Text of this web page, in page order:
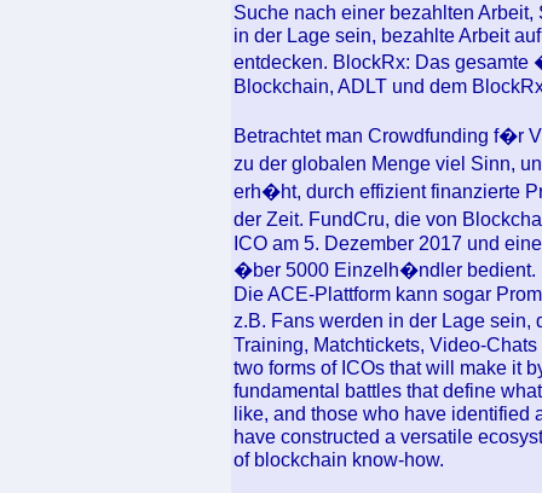
Suche nach einer bezahlten
in der Lage sein, bezahlte Arbeit
entdecken. BlockRx: Das gesamte
Blockchain, ADLT und dem
Betrachtet man Crowdfunding f�r
zu der globalen Menge viel Sinn,
erh�ht, durch effizient finanzierte
der Zeit. FundCru, die von
ICO am 5. Dezember 2017 und
�ber 5000 Einzelh�ndler bedient.
Die ACE-Plattform kann sogar
z.B. Fans werden in der Lage
Training, Matchtickets, Video-
two forms of ICOs that will make it
fundamental battles that define
like, and those who have identified
have constructed a versatile
of blockchain know-how.